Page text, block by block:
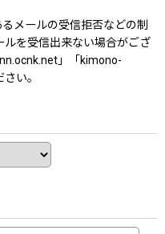
メールの受信拒否などの制
ルを受信出来ない場合がござ
」「kimono-
い。